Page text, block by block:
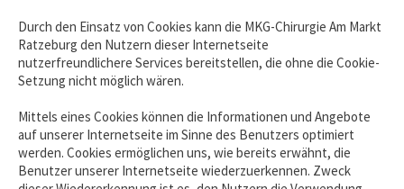
Durch den Einsatz von Cookies kann die MKG-Chirurgie Am Markt
Ratzeburg den Nutzern dieser Internetseite
nutzerfreundlichere Services bereitstellen, die ohne die Cookie-
Setzung nicht möglich wären.
Mittels eines Cookies können die Informationen und Angebote
auf unserer Internetseite im Sinne des Benutzers optimiert
werden. Cookies ermöglichen uns, wie bereits erwähnt, die
Benutzer unserer Internetseite wiederzuerkennen. Zweck